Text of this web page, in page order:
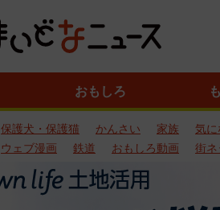
おもしろ
保護犬・保護猫 かんさい 家族 気に
ウェブ漫画
鉄道 おもしろ動画 街ネ